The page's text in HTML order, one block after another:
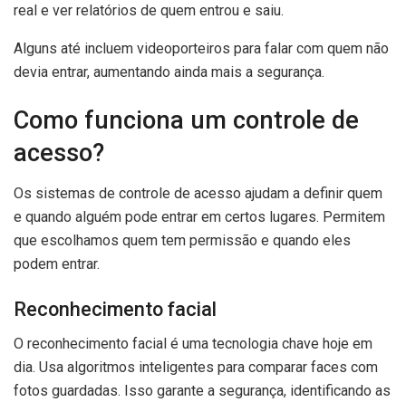
real e ver relatórios de quem entrou e saiu.
Alguns até incluem videoporteiros para falar com quem não
devia entrar, aumentando ainda mais a segurança.
Como funciona um controle de
acesso?
Os sistemas de controle de acesso ajudam a definir quem
e quando alguém pode entrar em certos lugares. Permitem
que escolhamos quem tem permissão e quando eles
podem entrar.
Reconhecimento facial
O reconhecimento facial é uma tecnologia chave hoje em
dia. Usa algoritmos inteligentes para comparar faces com
fotos guardadas. Isso garante a segurança, identificando as